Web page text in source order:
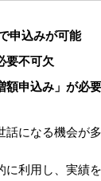
申込みが可能
要不可欠
額申込み」が必要
になる機会が
利用し、実績